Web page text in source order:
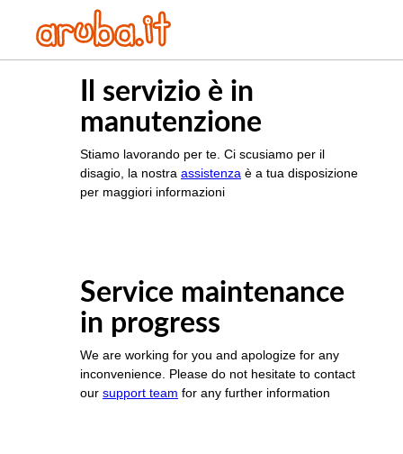
Il servizio è in
manutenzione
Stiamo lavorando per te. Ci scusiamo per il
disagio, la nostra assistenza è a tua disposizione
per maggiori informazioni
Service maintenance
in progress
We are working for you and apologize for any
inconvenience. Please do not hesitate to contact
our support team for any further information